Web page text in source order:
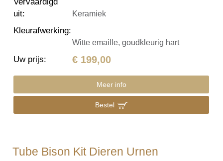
uit: Keramiek
Kleurafwerking:
Witte emaille, goudkleurig hart
Uw prijs: € 199,00
Meer info
Bestel
Tube Bison Kit Dieren Urnen